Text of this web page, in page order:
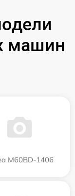
машин
M60BD-1406